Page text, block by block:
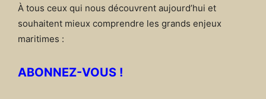
À tous ceux qui nous découvrent aujourd’hui et
souhaitent mieux comprendre les grands enjeux
maritimes :
ABONNEZ-VOUS !